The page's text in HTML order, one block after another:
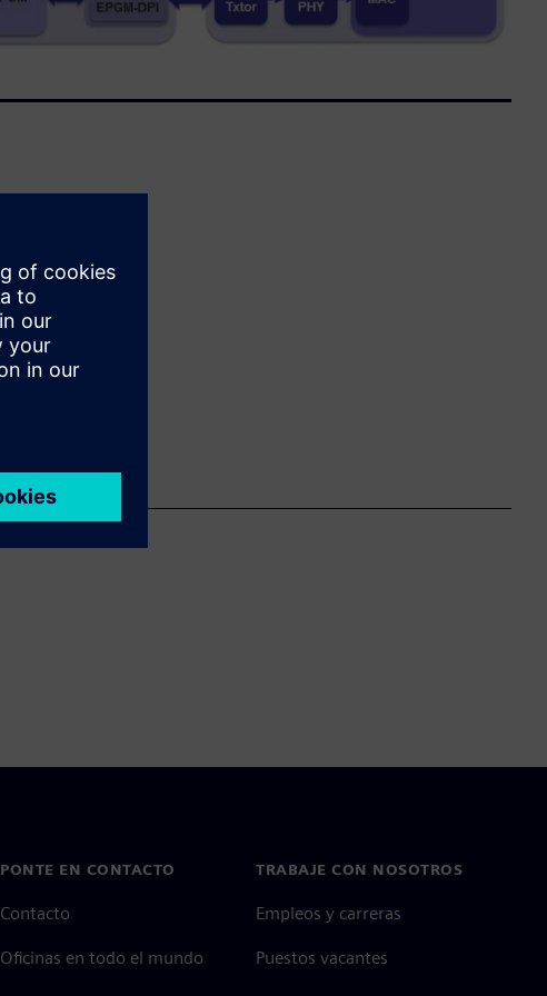
PONTE EN CONTACTO
Contacto
Oficinas en todo el mundo
TRABAJE CON NOSOTROS
Empleos y carreras
Puestos vacantes